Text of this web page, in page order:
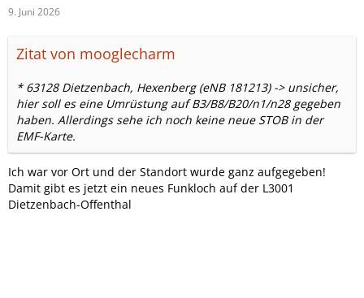
9. Juni 2026
Zitat von mooglecharm
* 63128 Dietzenbach, Hexenberg (eNB 181213) -> unsicher,
hier soll es eine Umrüstung auf B3/B8/B20/n1/n28 gegeben
haben. Allerdings sehe ich noch keine neue STOB in der
EMF-Karte.
Ich war vor Ort und der Standort wurde ganz aufgegeben!
Damit gibt es jetzt ein neues Funkloch auf der L3001
Dietzenbach-Offenthal